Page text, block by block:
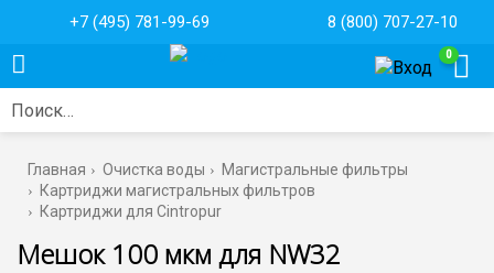
+7 (495) 781-99-69 8 (800) 707-27-10
0
Поиск…
Главная Очистка воды
Магистральные фильтры
Картриджи магистральных фильтров
Картриджи для Cintropur
Мешок 100 мкм для NW32